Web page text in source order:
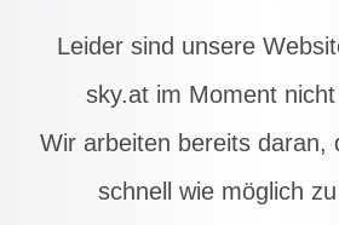
Leider sind unsere
sky.at im Moment
Wir arbeiten bereits daran,
schnell wie möglich